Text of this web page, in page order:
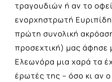
τραγουδιών ή αν το
ενορχηστρωτή
πρώτη συνολική
προσεχτική) μας άφησε
Ελεωνόρα μια χαρά τα
έρωτές της – όσο κι αν